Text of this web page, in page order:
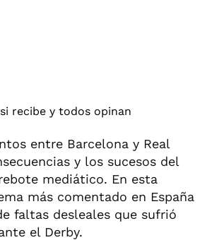
entre Barcelona y Real
y los sucesos del
mediático. En esta
más comentado en España
faltas desleales que sufrió
el Derby.